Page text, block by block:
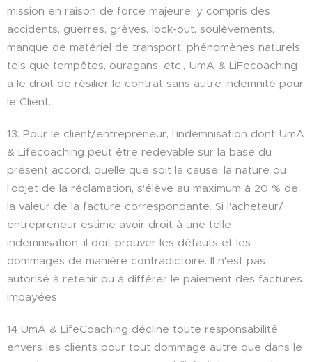
mission en raison de force majeure, y compris des
accidents, guerres, grèves, lock-out, soulèvements,
manque de matériel de transport, phénomènes naturels
tels que tempêtes, ouragans, etc., UmA & LiFecoaching
a le droit de résilier le contrat sans autre indemnité pour
le Client.
13. Pour le client/entrepreneur, l'indemnisation dont UmA
& Lifecoaching peut être redevable sur la base du
présent accord, quelle que soit la cause, la nature ou
l'objet de la réclamation, s'élève au maximum à 20 % de
la valeur de la facture correspondante. Si l'acheteur/
entrepreneur estime avoir droit à une telle
indemnisation, il doit prouver les défauts et les
dommages de manière contradictoire. Il n'est pas
autorisé à retenir ou à différer le paiement des factures
impayées.
14.UmA & LifeCoaching décline toute responsabilité
envers les clients pour tout dommage autre que dans le